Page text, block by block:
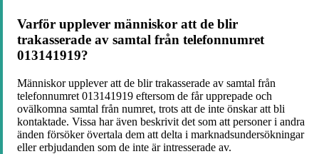
Varför upplever människor att de blir
trakasserade av samtal från telefonnumret
013141919?
Människor upplever att de blir trakasserade av samtal från
telefonnumret 013141919 eftersom de får upprepade och
ovälkomna samtal från numret, trots att de inte önskar att bli
kontaktade. Vissa har även beskrivit det som att personer i andra
änden försöker övertala dem att delta i marknadsundersökningar
eller erbjudanden som de inte är intresserade av.